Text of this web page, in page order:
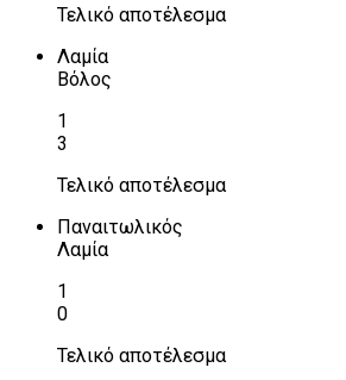
Τελικό αποτέλεσμα
Λαμία
Βόλος
1
3
Τελικό αποτέλεσμα
Παναιτωλικός
Λαμία
1
0
Τελικό αποτέλεσμα